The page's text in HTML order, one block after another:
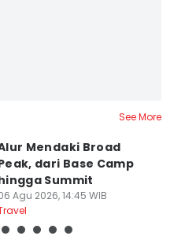
See More
Mendaki Broad
dari Base Camp
Summit
Agu 2026, 14:45 WIB